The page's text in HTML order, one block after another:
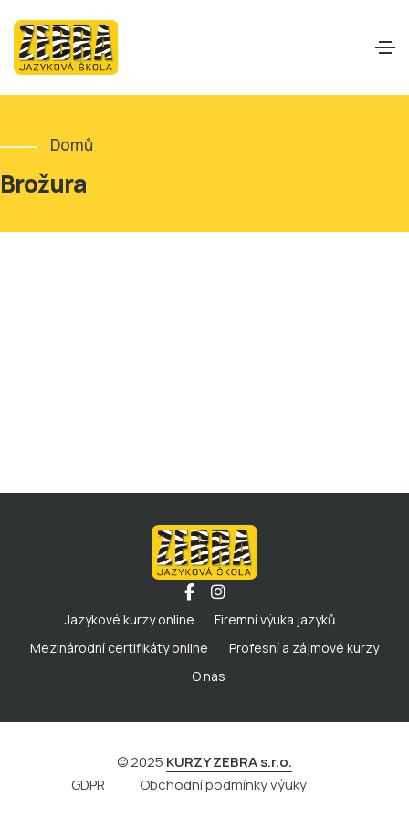
Domů
Brožura
Jazykové kurzy online
Firemní výuka jazyků
Mezinárodní certifikáty online
Profesní a zájmové kurzy
O nás
© 2025 KURZY ZEBRA s.r.o.
GDPR
Obchodní podmínky výuky